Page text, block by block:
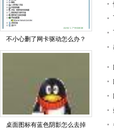
不小心删了网卡驱动怎么办？
桌面图标有蓝色阴影怎么去掉